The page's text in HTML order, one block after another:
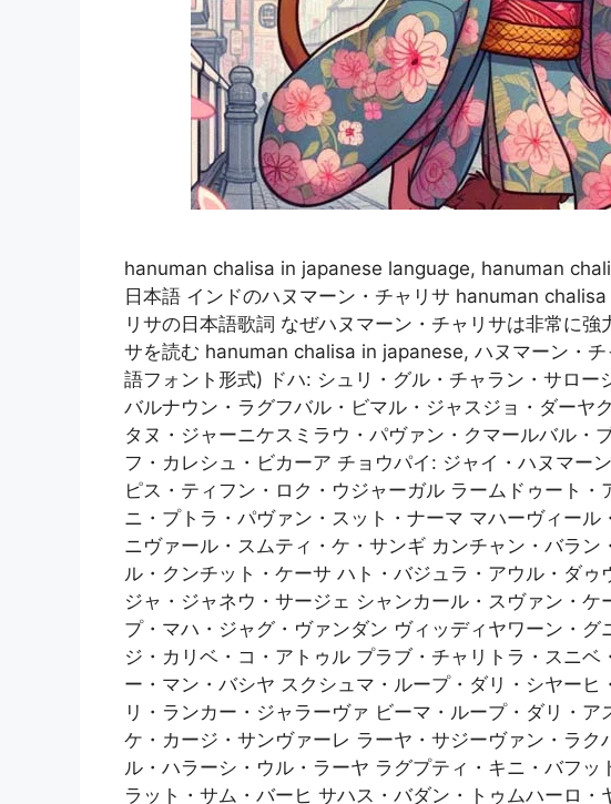
hanuman chalisa in japanese language, hanuman
日本語 インドのハヌマーン・チャリサ hanuman
リサの日本語歌詞 なぜハヌマーン・チャリサは非常に
サを読む hanuman chalisa in japanese, ハヌマーン・
語フォント形式) ドハ: シュリ・グル・チャラン・サロー
バルナウン・ラグフバル・ビマル・ジャスジョ・ダーヤ
タヌ・ジャーニケスミラウ・パヴァン・クマールバル・
フ・カレシュ・ビカーア チョウパイ: ジャイ・ハヌマー
ピス・ティフン・ロク・ウジャーガル ラームドゥート
ニ・プトラ・パヴァン・スット・ナーマ マハーヴィール
ニヴァール・スムティ・ケ・サンギ カンチャン・バラ
ル・クンチット・ケーサ ハト・バジュラ・アウル・ダ
ジャ・ジャネウ・サージェ シャンカール・スヴァン・
プ・マハ・ジャグ・ヴァンダン ヴィッディヤワーン・
ジ・カリベ・コ・アトゥル プラブ・チャリトラ・スニ
ー・マン・バシヤ スクシュマ・ループ・ダリ・シヤー
リ・ランカー・ジャラーヴァ ビーマ・ループ・ダリ・ア
ケ・カージ・サンヴァーレ ラーヤ・サジーヴァン・ラ
ル・ハラーシ・ウル・ラーヤ ラグプティ・キニ・バフ
ラット・サム・バーヒ サハス・バダン・トゥムハーロ